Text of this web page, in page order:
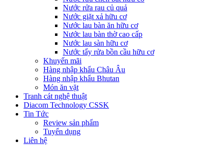
Nước rửa rau củ quả
Nước giặt xả hữu cơ
Nước lau bàn ăn hữu cơ
Nước lau bàn thờ cao cấp
Nước lau sàn hữu cơ
Nước tẩy rửa bồn cầu hữu cơ
Khuyến mãi
Hàng nhập khẩu Châu Âu
Hàng nhập khẩu Bhutan
Món ăn vặt
Tranh cát nghệ thuật
Diacom Technology CSSK
Tin Tức
Review sản phẩm
Tuyển dụng
Liên hệ